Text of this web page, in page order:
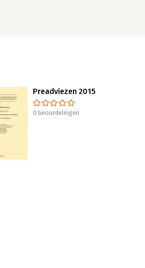
Preadviezen 2015
0 beoordelingen